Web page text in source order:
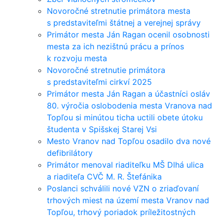
Novoročné stretnutie primátora mesta
s predstaviteľmi štátnej a verejnej správy
Primátor mesta Ján Ragan ocenil osobnosti
mesta za ich nezištnú prácu a prínos
k rozvoju mesta
Novoročné stretnutie primátora
s predstaviteľmi cirkví 2025
Primátor mesta Ján Ragan a účastníci osláv
80. výročia oslobodenia mesta Vranova nad
Topľou si minútou ticha uctili obete útoku
študenta v Spišskej Starej Vsi
Mesto Vranov nad Topľou osadilo dva nové
defibrilátory
Primátor menoval riaditeľku MŠ Dlhá ulica
a riaditeľa CVČ M. R. Štefánika
Poslanci schválili nové VZN o zriaďovaní
trhových miest na území mesta Vranov nad
Topľou, trhový poriadok príležitostných